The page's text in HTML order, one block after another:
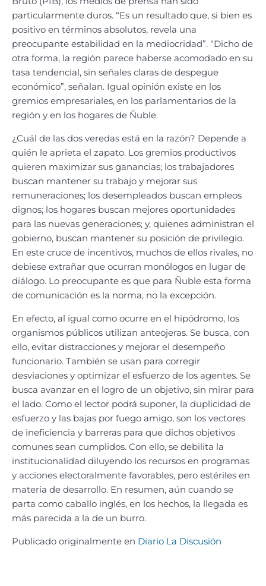
particularmente duros. “Es un resultado que, si bien es
positivo en términos absolutos, revela una
preocupante estabilidad en la mediocridad”. “Dicho de
otra forma, la región parece haberse acomodado en su
tasa tendencial, sin señales claras de despegue
económico”, señalan. Igual opinión existe en los
gremios empresariales, en los parlamentarios de la
región y en los hogares de Ñuble.
¿Cuál de las dos veredas está en la razón? Depende a
quién le aprieta el zapato. Los gremios productivos
quieren maximizar sus ganancias; los trabajadores
buscan mantener su trabajo y mejorar sus
remuneraciones; los desempleados buscan empleos
dignos; los hogares buscan mejores oportunidades
para las nuevas generaciones; y, quienes administran el
gobierno, buscan mantener su posición de privilegio.
En este cruce de incentivos, muchos de ellos rivales, no
debiese extrañar que ocurran monólogos en lugar de
diálogo. Lo preocupante es que para Ñuble esta forma
de comunicación es la norma, no la excepción.
En efecto, al igual como ocurre en el hipódromo, los
organismos públicos utilizan anteojeras. Se busca, con
ello, evitar distracciones y mejorar el desempeño
funcionario. También se usan para corregir
desviaciones y optimizar el esfuerzo de los agentes. Se
busca avanzar en el logro de un objetivo, sin mirar para
el lado. Como el lector podrá suponer, la duplicidad de
esfuerzo y las bajas por fuego amigo, son los vectores
de ineficiencia y barreras para que dichos objetivos
comunes sean cumplidos. Con ello, se debilita la
institucionalidad diluyendo los recursos en programas
y acciones electoralmente favorables, pero estériles en
materia de desarrollo. En resumen, aún cuando se
parta como caballo inglés, en los hechos, la llegada es
más parecida a la de un burro.
Publicado originalmente en Diario La Discusión